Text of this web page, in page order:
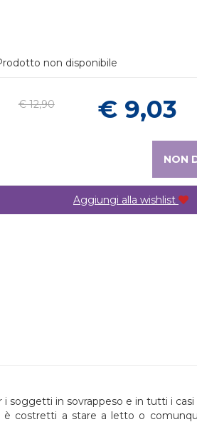
non disponibile
€ 12,90 € 9,03
NON
Aggiungi alla wishlist
soggetti in sovrappeso e in tutti i casi
è costretti a stare a letto o